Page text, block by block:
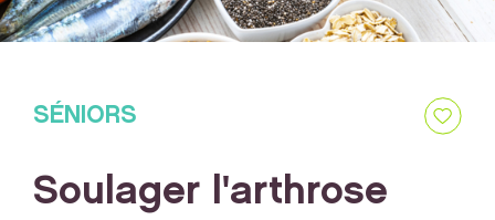
SÉNIORS
Soulager l'arthrose